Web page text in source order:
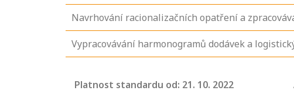
Navrhování racionalizačních opatření a
Vypracovávání harmonogramů dodávek a
Platnost standardu od: 21. 10. 2022
seznam